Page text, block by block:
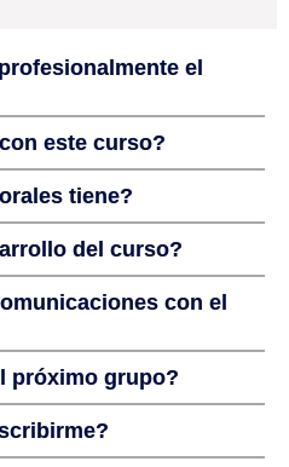
el
este curso?
tiene?
del curso?
con el
próximo grupo?